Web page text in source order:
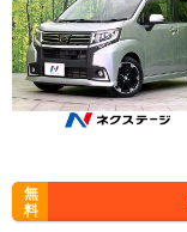
無
料